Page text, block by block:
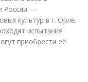
России —
культур в г. Орле.
испытания
приобрести её